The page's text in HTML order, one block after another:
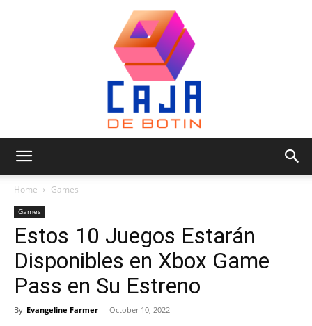
de
Botin
Home Games
Games
Estos 10 Juegos Estarán
Disponibles en Xbox Game
Pass en Su Estreno
By Evangeline Farmer - October 10, 2022